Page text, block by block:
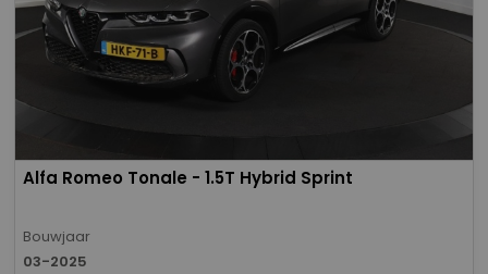
Alfa Romeo Tonale - 1.5T Hybrid Sprint
Bouwjaar
03-2025